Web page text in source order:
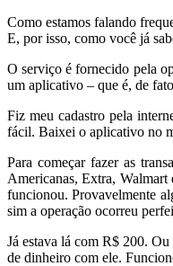
Como estamos falando
E, por isso, como você já
O serviço é fornecido pela
um aplicativo – que é, de
Fiz meu cadastro pela
fácil. Baixei o aplicativo no
Para começar fazer as
Americanas, Extra,
funcionou. Provavelmente
sim a operação ocorreu
Já estava lá com R$ 200.
de dinheiro com ele.